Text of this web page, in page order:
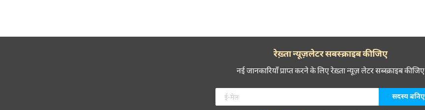
रेख़्ता न्यूज़लेटर सबस्क्राइब कीजिए
नई जानकारियाँ प्राप्त करने के लिए रेख़्ता न्यूज़ लेटर सब्स्क्राइब कीजिए